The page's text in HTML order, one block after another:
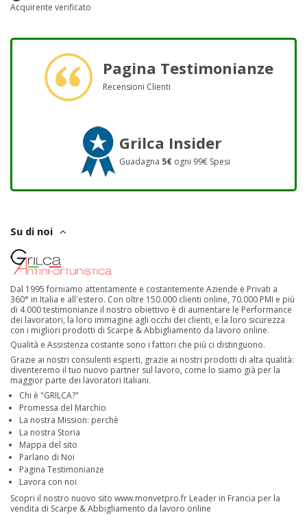
Acquirente verificato
Pagina Testimonianze
Recensioni Clienti
Grilca Insider
Guadagna 5€ ogni 99€ Spesi
Su di noi
Dal 1995 forniamo attentamente e costantemente Aziende e Privati a
360° in Italia e all'estero. Con oltre 150.000 clienti online, 70.000 PMI e più
di 4.000 testimonianze il nostro obiettivo è di aumentare le Performance
dei lavoratori, la loro immagine agli occhi dei clienti, e la loro sicurezza
con i migliori prodotti di Scarpe & Abbigliamento da lavoro online.
Qualità e Assistenza costante sono i fattori che più ci distinguono.
Grazie ai nostri consulenti esperti, grazie ai nostri prodotti di alta qualità:
diventeremo il tuo nuovo partner sul lavoro, come lo siamo già per la
maggior parte dei lavoratori Italiani.
Chi è "GRILCA?"
Promessa del Marchio
La nostra Mission: perchè
La nostra Storia
Mappa del sito
Parlano di Noi
Pagina Testimonianze
Lavora con noi
Scopri il nostro nuovo sito www.monvetpro.fr Leader in Francia per la
vendita di Scarpe & Abbigliamento da lavoro online